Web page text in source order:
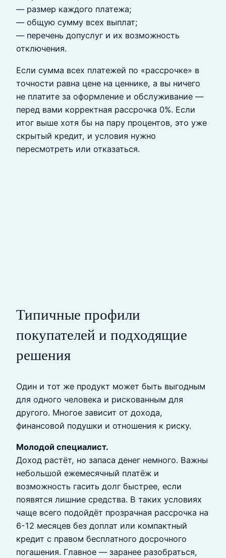
— размер каждого платежа;
— общую сумму всех выплат;
— перечень допуслуг и их возможность
отключения.
Если сумма всех платежей по «рассрочке» в
точности равна цене на ценнике, а вы ничего
не платите за оформление и обслуживание —
перед вами корректная рассрочка 0%. Если
итог выше хотя бы на пару процентов, это уже
скрытый кредит, и условия нужно
пересмотреть или отказаться.
Типичные профили
покупателей и подходящие
решения
Один и тот же продукт может быть выгодным
для одного человека и рискованным для
другого. Многое зависит от дохода,
финансовой подушки и отношения к риску.
Молодой специалист.
Доход растёт, но запаса денег немного. Важны
небольшой ежемесячный платёж и
возможность гасить долг быстрее, если
появятся лишние средства. В таких условиях
чаще всего подойдёт прозрачная рассрочка на
6-12 месяцев без доплат или компактный
кредит с правом бесплатного досрочного
погашения. Главное — заранее разобраться,